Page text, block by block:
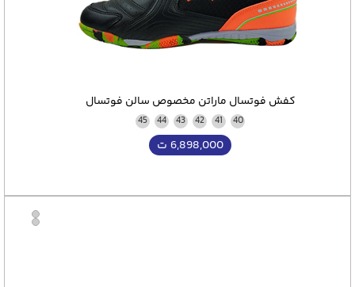
است شما نیز برای درخشش در دنیای فوتسال، زمان را از دست
ندهید و همین حالا اقدام بهخرید کفش‌ فوتسال
رشته ورزشی فوتسال بردارید.
کفش فوتسال ماراتن مخصوص سالن فوتسال
40
41
42
43
44
45
6,898,000 ت